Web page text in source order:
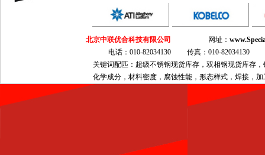
北京中联优合科技有限公司 网址：
电话：010-82034130 传真：010-
关键词配匹：超级不锈钢现货库存，双相钢现货库存，镍基合金
化学成分，材料密度，腐蚀性能，形态样式，焊接，加工，热